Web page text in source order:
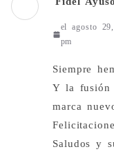
el agosto
pm
Siempre
Y la fusión
marca
Saludos y